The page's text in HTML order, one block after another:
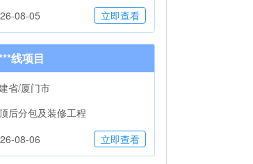
08-05
立即查看
线项目
省/厦门市
后分包及装修工程
08-06
立即查看